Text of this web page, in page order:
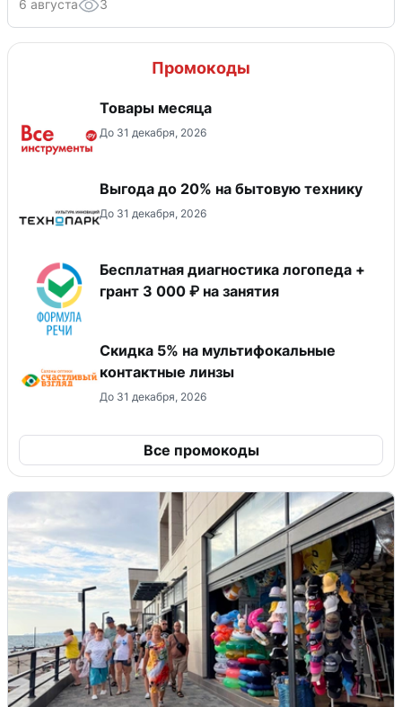
6 августа 3
Промокоды
Товары месяца
До 31 декабря, 2026
Выгода до 20% на бытовую технику
До 31 декабря, 2026
Бесплатная диагностика логопеда +
грант 3 000 ₽ на занятия
Скидка 5% на мультифокальные
контактные линзы
До 31 декабря, 2026
Все промокоды